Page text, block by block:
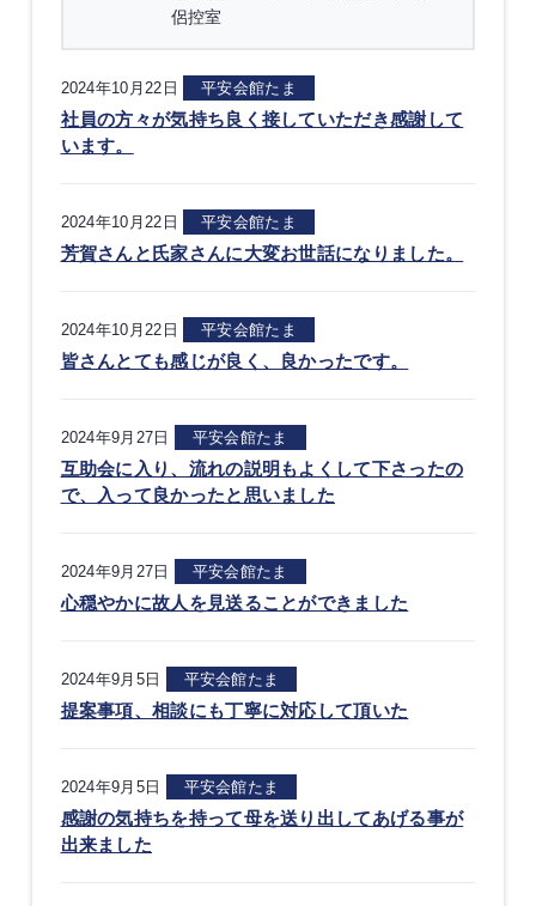
侶控室
2024年10月22日 平安会館たま
社員の方々が気持ち良く接していただき感謝して
います。
2024年10月22日 平安会館たま
芳賀さんと氏家さんに大変お世話になりました。
2024年10月22日 平安会館たま
皆さんとても感じが良く、良かったです。
2024年9月27日 平安会館たま
互助会に入り、流れの説明もよくして下さったの
で、入って良かったと思いました
2024年9月27日 平安会館たま
心穏やかに故人を見送ることができました
2024年9月5日 平安会館たま
提案事項、相談にも丁寧に対応して頂いた
2024年9月5日 平安会館たま
感謝の気持ちを持って母を送り出してあげる事が
出来ました